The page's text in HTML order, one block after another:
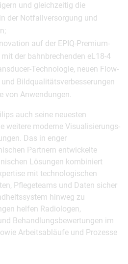
und gleichzeitig die
der Notfallversorgung und
auf der EPIQ-Premium-
der bahnbrechenden eL18-4
Technologie, neuen Flow-
Bildqualitätsverbesserungen
von Anwendungen.
auch seine neuesten
weitere moderne Visualisierungs-
Das in enger
Partnern entwickelte
Lösungen kombiniert
mit technologischen
Pflegeteams und Daten sicher
hinweg zu
helfen Radiologen,
Behandlungsbewertungen im
Arbeitsabläufe und Prozesse